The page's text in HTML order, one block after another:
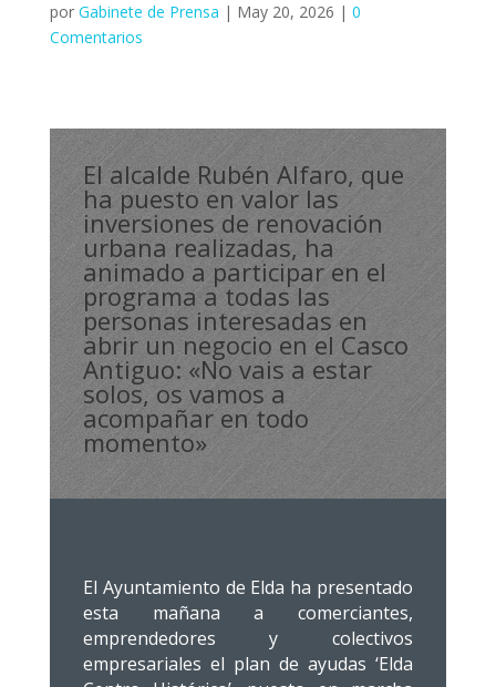
por Gabinete de Prensa | May 20, 2026 | 0
Comentarios
El alcalde Rubén Alfaro, que
ha puesto en valor las
inversiones de renovación
urbana realizadas, ha
animado a participar en el
programa a todas las
personas interesadas en
abrir un negocio en el Casco
Antiguo: «No vais a estar
solos, os vamos a
acompañar en todo
momento»
El Ayuntamiento de Elda ha presentado
esta mañana a comerciantes,
emprendedores y colectivos
empresariales el plan de ayudas ‘Elda